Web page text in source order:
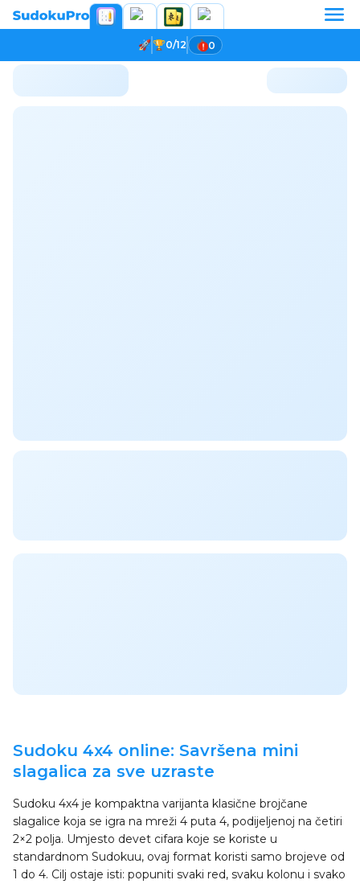
0/12 0
Sudoku 4x4 online: Savršena mini
slagalica za sve uzraste
Sudoku 4x4 je kompaktna varijanta klasične brojčane
slagalice koja se igra na mreži 4 puta 4, podijeljenoj na četiri
2×2 polja. Umjesto devet cifara koje se koriste u
standardnom Sudokuu, ovaj format koristi samo brojeve od
1 do 4. Cilj ostaje isti: popuniti svaki red, svaku kolonu i svako